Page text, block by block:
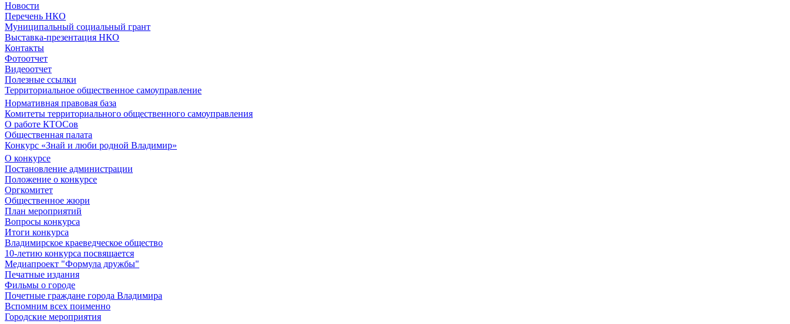
Новости
Перечень НКО
Муниципальный социальный грант
Выставка-презентация НКО
Контакты
Фотоотчет
Видеоотчет
Полезные ссылки
Территориальное общественное самоуправление
Нормативная правовая база
Комитеты территориального общественного самоуправления
О работе КТОСов
Общественная палата
Конкурс «Знай и люби родной Владимир»
О конкурсе
Постановление администрации
Положение о конкурсе
Оргкомитет
Общественное жюри
План мероприятий
Вопросы конкурса
Итоги конкурса
Владимирское краеведческое общество
10-летию конкурса посвящается
Медиапроект "Формула дружбы"
Печатные издания
Фильмы о городе
Почетные граждане города Владимира
Вспомним всех поименно
Городские мероприятия